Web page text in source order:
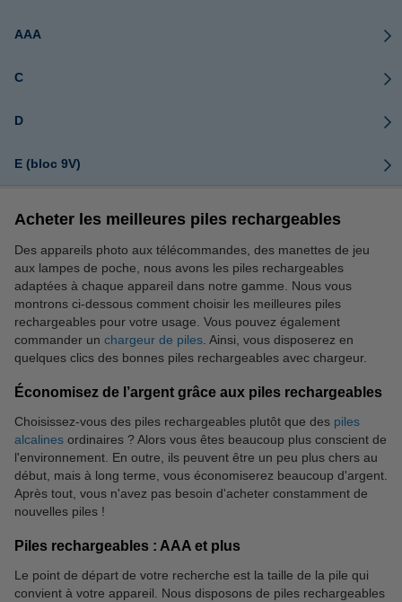
AAA
C
D
E (bloc 9V)
Acheter les meilleures piles rechargeables
Des appareils photo aux télécommandes, des manettes de jeu
aux lampes de poche, nous avons les piles rechargeables
adaptées à chaque appareil dans notre gamme. Nous vous
montrons ci-dessous comment choisir les meilleures piles
rechargeables pour votre usage. Vous pouvez également
commander un chargeur de piles . Ainsi, vous disposerez en
quelques clics des bonnes piles rechargeables avec chargeur.
Économisez de l’argent grâce aux piles rechargeables
Choisissez-vous des piles rechargeables plutôt que des piles
alcalines ordinaires ? Alors vous êtes beaucoup plus conscient de
l'environnement. En outre, ils peuvent être un peu plus chers au
début, mais à long terme, vous économiserez beaucoup d'argent.
Après tout, vous n'avez pas besoin d'acheter constamment de
nouvelles piles !
Piles rechargeables : AAA et plus
Le point de départ de votre recherche est la taille de la pile qui
convient à votre appareil. Nous disposons de piles rechargeables